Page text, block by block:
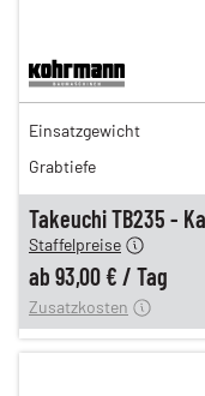
Takeuchi TB235 -
162,00 €
135,00 €
112,00 €
Staffelpreise
ab 93,00 € / Tag
12,00 €
Zusatzkosten
Einsatzgewicht
Grabtiefe